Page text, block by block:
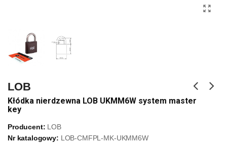
LOB
Kłódka nierdzewna LOB UKMM6W system master
key
Producent: LOB
Nr katalogowy: LOB-CMFPL-MK-UKMM6W